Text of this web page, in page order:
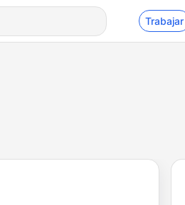
Trabajar